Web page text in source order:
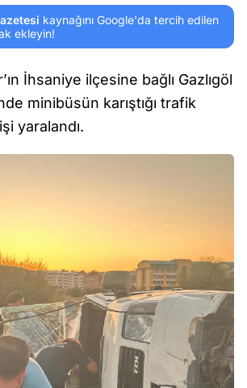
kaynağını Google'da tercih edilen
ekleyin!
İhsaniye ilçesine bağlı Gazlıgöl
minibüsün karıştığı trafik
yaralandı.